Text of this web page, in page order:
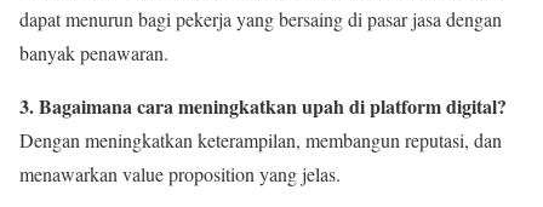
dapat menurun bagi pekerja yang bersaing di pasar jasa dengan
banyak penawaran.
3. Bagaimana cara meningkatkan upah di platform digital?
Dengan meningkatkan keterampilan, membangun reputasi, dan
menawarkan value proposition yang jelas.